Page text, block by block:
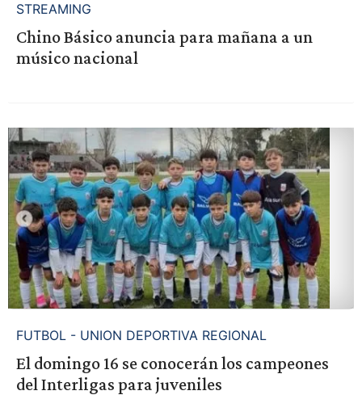
STREAMING
Chino Básico anuncia para mañana a un
músico nacional
FUTBOL - UNION DEPORTIVA REGIONAL
El domingo 16 se conocerán los campeones
del Interligas para juveniles